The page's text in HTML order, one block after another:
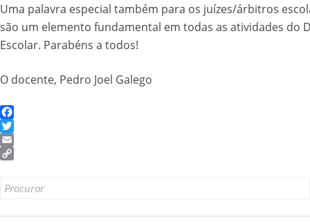
Uma palavra especial também para os juízes/árbitros
são um elemento fundamental em todas as atividades do
Escolar. Parabéns a todos!
O docente, Pedro Joel Galego
Facebook
Twitter
Email
Link
Search